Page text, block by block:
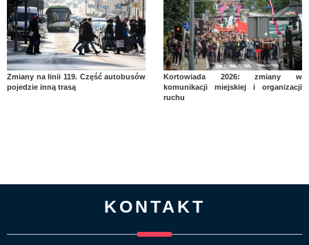
Zmiany na linii 119. Część autobusów
pojedzie inną trasą
Kortowiada 2026: zmiany w
komunikacji miejskiej i organizacji
ruchu
KONTAKT